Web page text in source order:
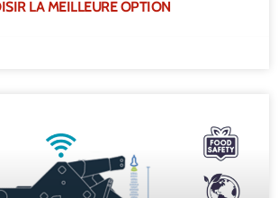
LA MEILLEURE OPTION